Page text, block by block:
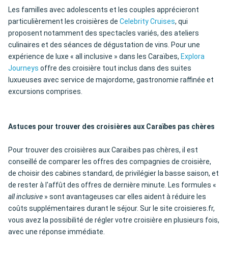
Les familles avec adolescents et les couples apprécieront
particulièrement les croisières de Celebrity Cruises, qui
proposent notamment des spectacles variés, des ateliers
culinaires et des séances de dégustation de vins. Pour une
expérience de luxe « all inclusive » dans les Caraïbes, Explora
Journeys offre des croisière tout inclus dans des suites
luxueuses avec service de majordome, gastronomie raffinée et
excursions comprises.
Astuces pour trouver des croisières aux Caraïbes pas chères
Pour trouver des croisières aux Caraïbes pas chères, il est
conseillé de comparer les offres des compagnies de croisière,
de choisir des cabines standard, de privilégier la basse saison, et
de rester à l'affût des offres de dernière minute. Les formules «
all inclusive » sont avantageuses car elles aident à réduire les
coûts supplémentaires durant le séjour. Sur le site croisieres.fr,
vous avez la possibilité de régler votre croisière en plusieurs fois,
avec une réponse immédiate.